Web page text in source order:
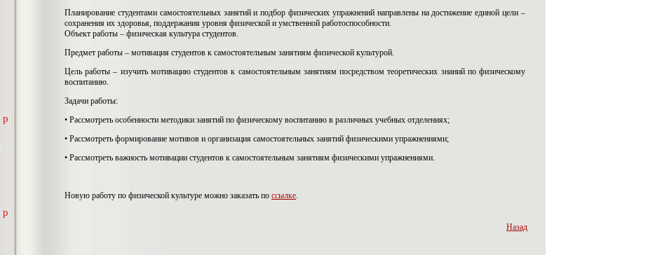
р
р
Планирование студентами самостоятельных занятий и подбор физических упражнений направлены на достижение единой цели –
сохранения их здоровья, поддержания уровня физической и умственной работоспособности.
Объект работы – физическая культура студентов.
Предмет работы – мотивация студентов к самостоятельным занятиям физической культурой.
Цель работы – изучить мотивацию студентов к самостоятельным занятиям посредством теоретических знаний по физическому
воспитанию.
Задачи работы:
• Рассмотреть особенности методики занятий по физическому воспитанию в различных учебных отделениях;
• Рассмотреть формирование мотивов и организация самостоятельных занятий физическими упражнениями;
• Рассмотреть важность мотивации студентов к самостоятельным занятиям физическими упражнениями.
Новую работу по физической культуре можно заказать по ссылке.
Назад